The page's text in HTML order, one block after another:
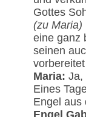
Gottes
(zu Maria)
eine ganz
seinen
Maria: Ja,
Eines
Engel aus
Engel